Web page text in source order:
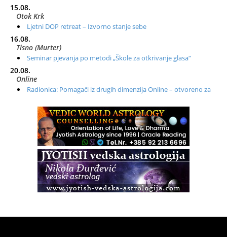
15.08.
Otok Krk
Ljetni DOP retreat – Izvorno stanje sebe
16.08.
Tisno (Murter)
Seminar pjevanja po metodi „Škole za otkrivanje glasa“
20.08.
Online
Radionica: Pomagači iz drugih dimenzija Online – otvoreno za
Zagreb+Online
Osnovni ThetaHealing® tečaj, Zagreb i Online
Access BARS®, otpusti stres
Access Energetski Facelift®